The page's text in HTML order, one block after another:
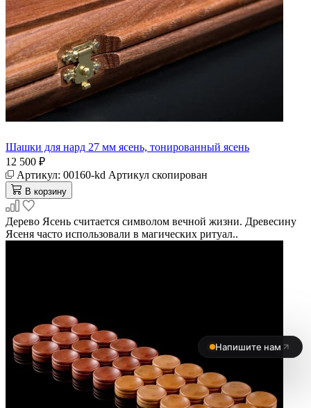
Шашки для нард 27 мм ясень, тонированный ясень
12 500 ₽
Артикул: 00160-kd Артикул скопирован
В корзину
Дерево Ясень считается символом вечной жизни. Древесину
Ясеня часто использовали в магических ритуал..